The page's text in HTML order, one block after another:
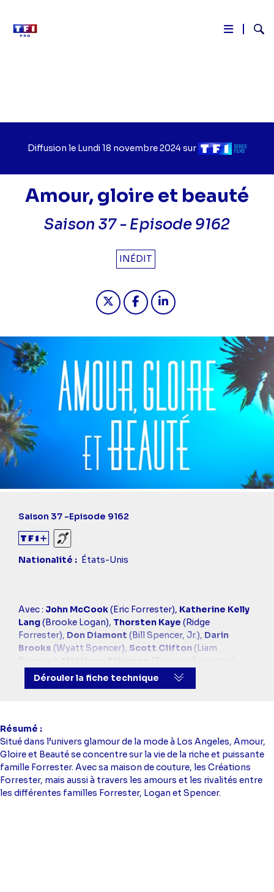
Diffusion le Jour
diffusion
Lundi 18 novembre 2024sur Chaîne
diffusion
Amour, gloire et beauté
Saison 37 -Episode 9162
INÉDIT
Partager "2024-11-18 06:30 -
Partager "2024-11-18 06:30
Saison 37 -Episode 9162
Sourds et malentendants
Nationalité
États-Unis
Casting
simba
Avec : John McCook (Eric Forrester), Katherine Kelly
Lang(Brooke Logan), Thorsten Kaye (Ridge
Forrester), Don Diamont (Bill Spencer, Jr.), Darin
Brooks (Wyatt Spencer), Scott Clifton (Liam
Spencer),
(Thomas Forrester),
Jacqueline MacInnes Wood
(Steffy Forrester)
Dérouler la fiche technique
Résumé
Situé dans l’univers glamour de la mode à Los Angeles, Amour,
Gloire et Beauté se concentre sur la vie de la riche et puissante
famille Forrester. Avec sa maison de couture, les Créations
Forrester, mais aussi à travers les amours et les rivalités entre
les différentes familles Forrester, Logan et Spencer.